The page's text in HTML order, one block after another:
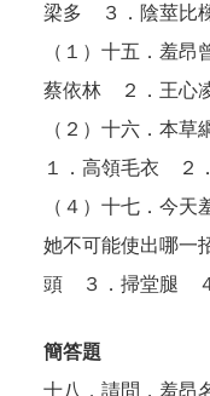
梁多 ３．陰莖比
（ １ ）十五．羞昂
蔡依林 ２．王心
（２）十六．本
１．高領毛衣 ２
（４）十七．今天
她不可能使出哪
頭 ３．掃堂腿
簡答題
十八．請問，羞昂